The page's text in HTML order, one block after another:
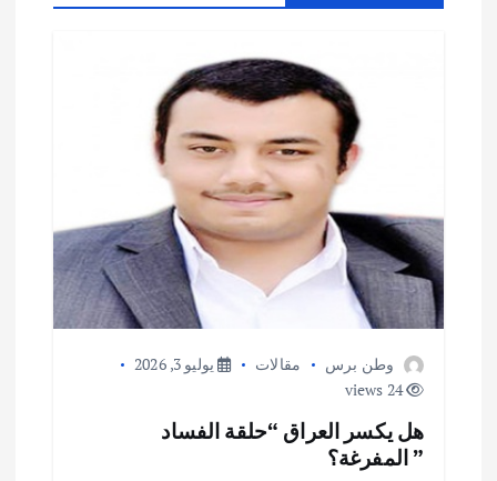
ت
وطن برس مقالات
يوليو 3, 2026
24 views
هل يكسر العراق “حلقة الفساد
” المفرغة؟